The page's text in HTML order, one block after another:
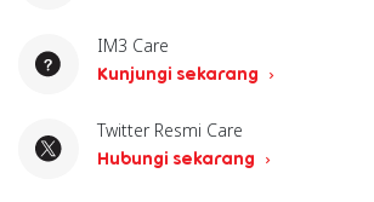
IM3 Care
Kunjungi sekarang
Twitter Resmi Care
Hubungi sekarang